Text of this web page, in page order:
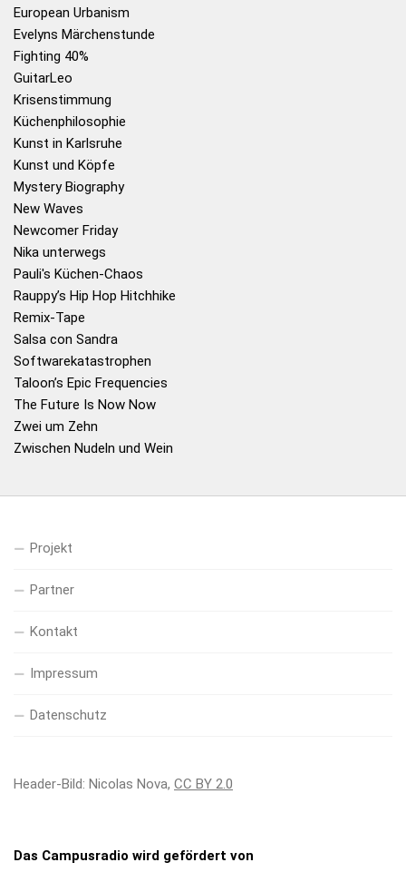
European Urbanism
Evelyns Märchenstunde
Fighting 40%
GuitarLeo
Krisenstimmung
Küchenphilosophie
Kunst in Karlsruhe
Kunst und Köpfe
Mystery Biography
New Waves
Newcomer Friday
Nika unterwegs
Pauli's Küchen-Chaos
Rauppy’s Hip Hop Hitchhike
Remix-Tape
Salsa con Sandra
Softwarekatastrophen
Taloon’s Epic Frequencies
The Future Is Now Now
Zwei um Zehn
Zwischen Nudeln und Wein
Projekt
Partner
Kontakt
Impressum
Datenschutz
Header-Bild: Nicolas Nova, CC BY 2.0
Das Campusradio wird gefördert von